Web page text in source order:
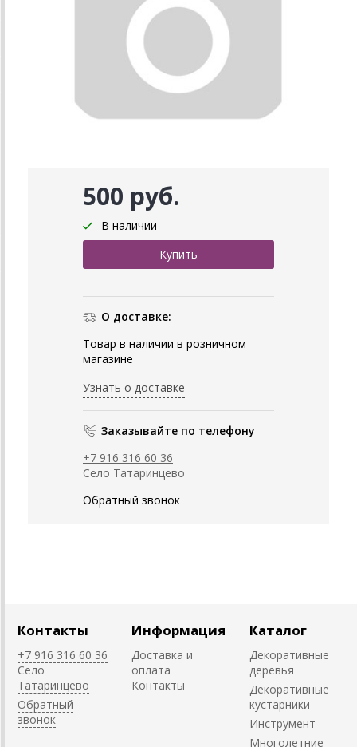
500 руб.
В наличии
О доставке:
Товар в наличии в розничном
магазине
Узнать о доставке
Заказывайте по телефону
+7 916 316 60 36
Село Татаринцево
Обратный звонок
Контакты
+7 916 316 60 36
Село
Татаринцево
Обратный
звонок
Информация
Доставка и
оплата
Контакты
Каталог
Декоративные
деревья
Декоративные
кустарники
Инструмент
Многолетние